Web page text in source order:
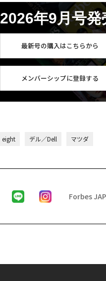
2026年9月号発
最新号の購入はこちらから
メンバーシップに登録する
eight デル／Dell マツダ
Forbes